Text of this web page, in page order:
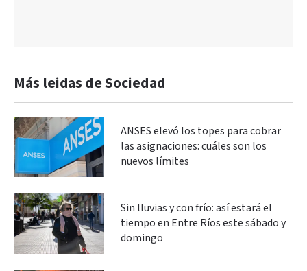
Más leidas de Sociedad
ANSES elevó los topes para cobrar
las asignaciones: cuáles son los
nuevos límites
Sin lluvias y con frío: así estará el
tiempo en Entre Ríos este sábado y
domingo